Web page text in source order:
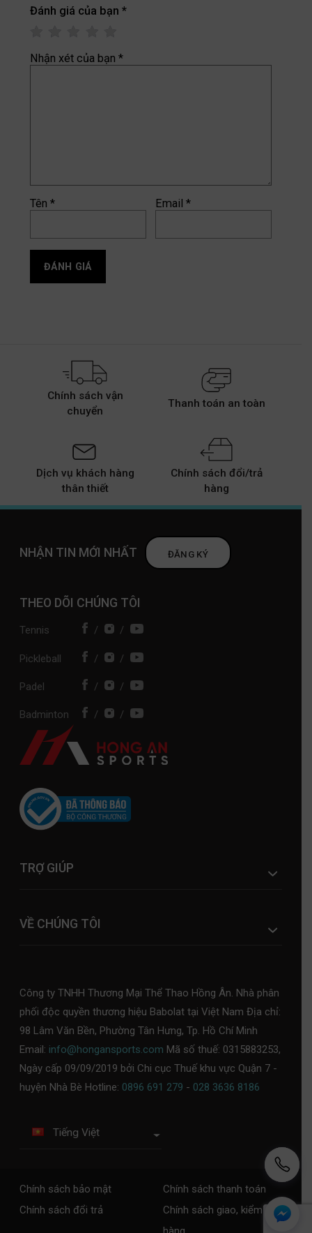
Đánh giá của bạn *
Nhận xét của bạn *
Tên * Email*
Chính sách vận
chuyển
Thanh toán an toàn
Dịch vụ khách hàng
thân thiết
Chính sách đổi/trả
hàng
NHẬN TIN MỚI NHẤT ĐĂNG KÝ
THEO DÕI CHÚNG TÔI
Tennis / /
Pickleball / /
Padel / /
Badminton / /
TRỢ GIÚP
VỀ CHÚNG TÔI
Công ty TNHH Thương Mại Thể Thao Hồng Ân. Nhà phân
phối độc quyền thương hiệu Babolat tại Việt Nam Địa chỉ:
98 Lâm Văn Bền, Phường Tân Hưng, Tp. Hồ Chí Minh
Email: info@hongansports.com Mã số thuế: 0315883253,
Ngày cấp 09/09/2019 bởi Chi cục Thuế khu vực Quận 7 -
huyện Nhà Bè Hotline: 0896 691 279 - 028 3636 8186
Tiếng Việt
Chính sách bảo mật
Chính sách thanh toán
Chính sách đổi trả
Chính sách giao, kiểm tra